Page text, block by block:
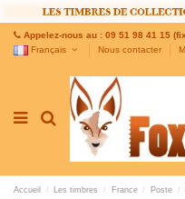
Appelez-nous au : 09 51 98 41 15
Français
Nous contacter
Accueil Les timbres France Poste